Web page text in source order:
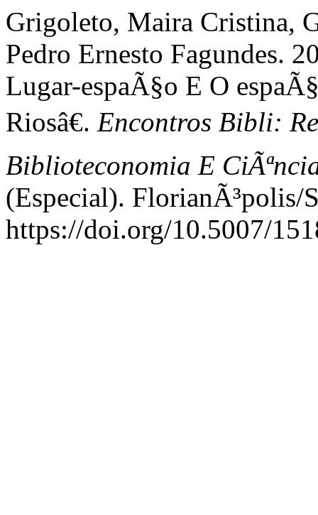
Grigoleto, Maira Cristina,
Pedro Ernesto Fagundes.
Lugar-espaÃ§o E O
Riosâ€. Encontros Bibli:
Biblioteconomia E
(Especial). FlorianÃ³polis/
https://doi.org/10.5007/